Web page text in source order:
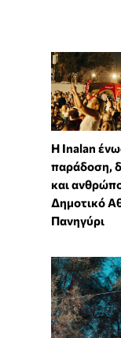
Η Inalan
παράδοση,
και
Δημοτικό
Πανηγύρι